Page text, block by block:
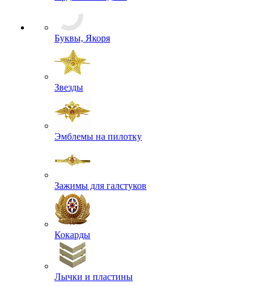
Подсумки
Разгрузочное снаряжение
Рюкзаки
СИЗ
Спальные мешки, подушки, одеяла
Спецсредства и аксессуары